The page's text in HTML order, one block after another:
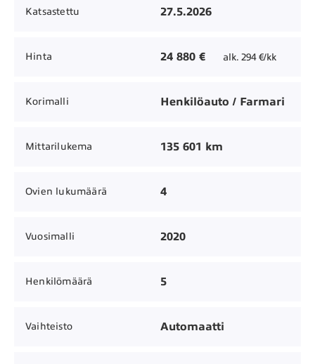
Katsastettu 27.5.2026
Hinta 24 880 € alk. 294 €/kk
Korimalli Henkilöauto / Farmari
Mittarilukema 135 601 km
Ovien lukumäärä 4
Vuosimalli 2020
Henkilömäärä 5
Vaihteisto Automaatti